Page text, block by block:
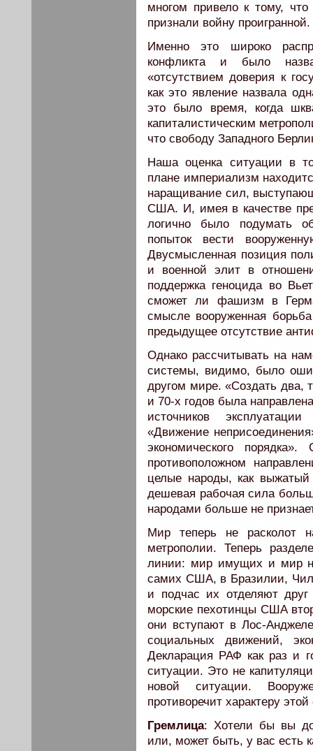
многом привело к тому,
признали войну проигранной.
Именно это широко
конфликта и было
«отсутствием доверия к
как это явление назвала
это было время, когда
капиталистическим
что свободу Западного
Наша оценка ситуации в
плане империализм
наращивание сил,
США. И, имея в качестве
логично было подумать
попыток вести
Двусмысленная позиция
и военной элит в
поддержка геноцида во
сможет ли фашизм в
смысле вооруженная
предыдущее отсутствие
Однако рассчитывать на
системы, видимо, было
другом мире. «Создать два,
и 70-х годов была
источников
«Движение
экономического
противоположном
целые народы, как
дешевая рабочая сила
народами больше не
Мир теперь не расколот
метрополии. Теперь
линии: мир имущих и мир
самих США, в Бразилии,
и подчас их отделяют друг
морские пехотинцы США
они вступают в Лос-
социальных движений,
Декларация РАФ как раз и
ситуации. Это не
новой ситуации.
противоречит характеру
Гремлица: Хотели бы вы
или, может быть, у вас есть